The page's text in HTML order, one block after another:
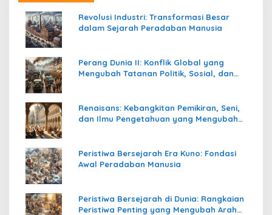
Revolusi Industri: Transformasi Besar
dalam Sejarah Peradaban Manusia
Perang Dunia II: Konflik Global yang
Mengubah Tatanan Politik, Sosial, dan
Renaisans: Kebangkitan Pemikiran, Seni,
dan Ilmu Pengetahuan yang Mengubah
Peristiwa Bersejarah Era Kuno: Fondasi
Awal Peradaban Manusia
Peristiwa Bersejarah di Dunia: Rangkaian
Peristiwa Penting yang Mengubah Arah